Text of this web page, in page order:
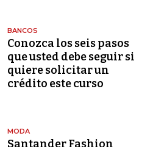
BANCOS
Conozca los seis pasos
que usted debe seguir si
quiere solicitar un
crédito este curso
MODA
Santander Fashion